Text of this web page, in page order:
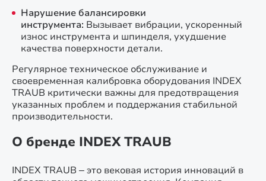
Нарушение балансировки
инструмента: Вызывает вибрации, ускоренный
износ инструмента и шпинделя, ухудшение
качества поверхности детали.
Регулярное техническое обслуживание и
своевременная калибровка оборудования INDEX
TRAUB критически важны для предотвращения
указанных проблем и поддержания стабильной
производительности.
О бренде INDEX TRAUB
INDEX TRAUB – это вековая история инноваций в